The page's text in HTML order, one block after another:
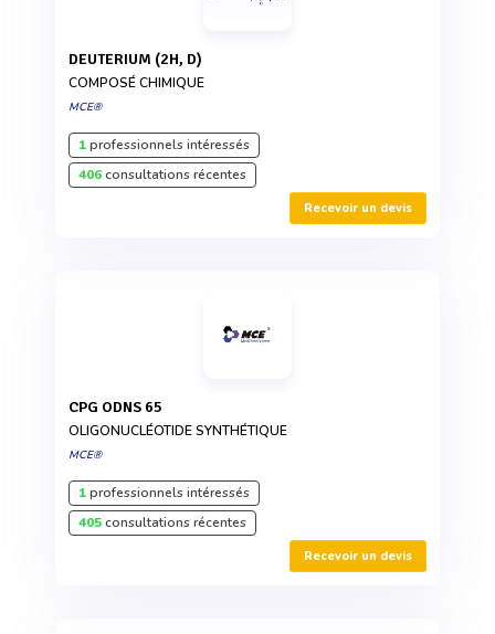
DEUTERIUM (2H, D)
COMPOSÉ CHIMIQUE
MCE®
1professionnels intéressés
406consultations récentes
Recevoir un devis
CPG ODNS 65
OLIGONUCLÉOTIDE SYNTHÉTIQUE
MCE®
1professionnels intéressés
405consultations récentes
Recevoir un devis